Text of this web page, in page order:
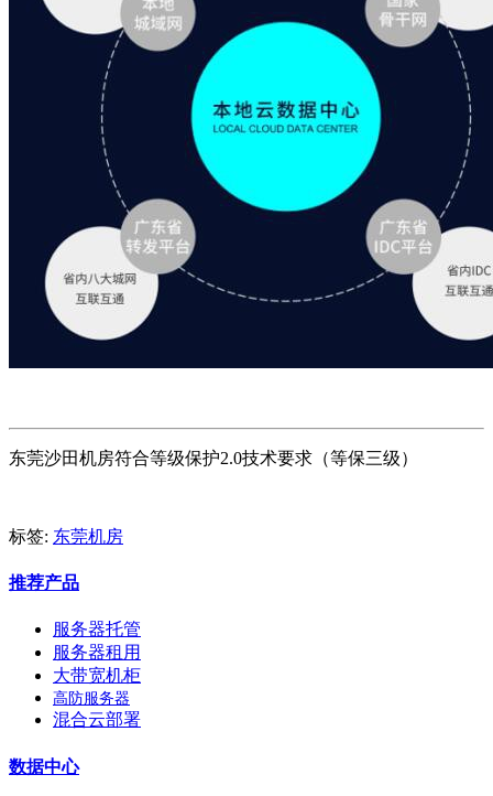
东莞沙田机房符合等级保护2.0技术要求（等保三级）
标签: 东莞机房
推荐产品
服务器托管
服务器租用
大带宽机柜
高防服务器
混合云部署
数据中心